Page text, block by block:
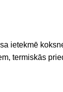
ietekmē
termiskās